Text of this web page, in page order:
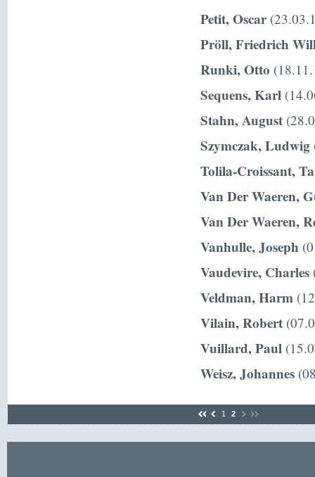
Petit, Oscar
Pröll, Friedrich
Runki, Otto
Sequens, Karl
Stahn, August
Szymczak, Ludwig
Tolila-Croissant,
Van Der Waeren,
Van Der Waeren,
Vanhulle, Joseph
Vaudevire, Charles
Veldman, Harm
Vilain, Robert
Vuillard, Paul
Weisz, Johannes
1 2